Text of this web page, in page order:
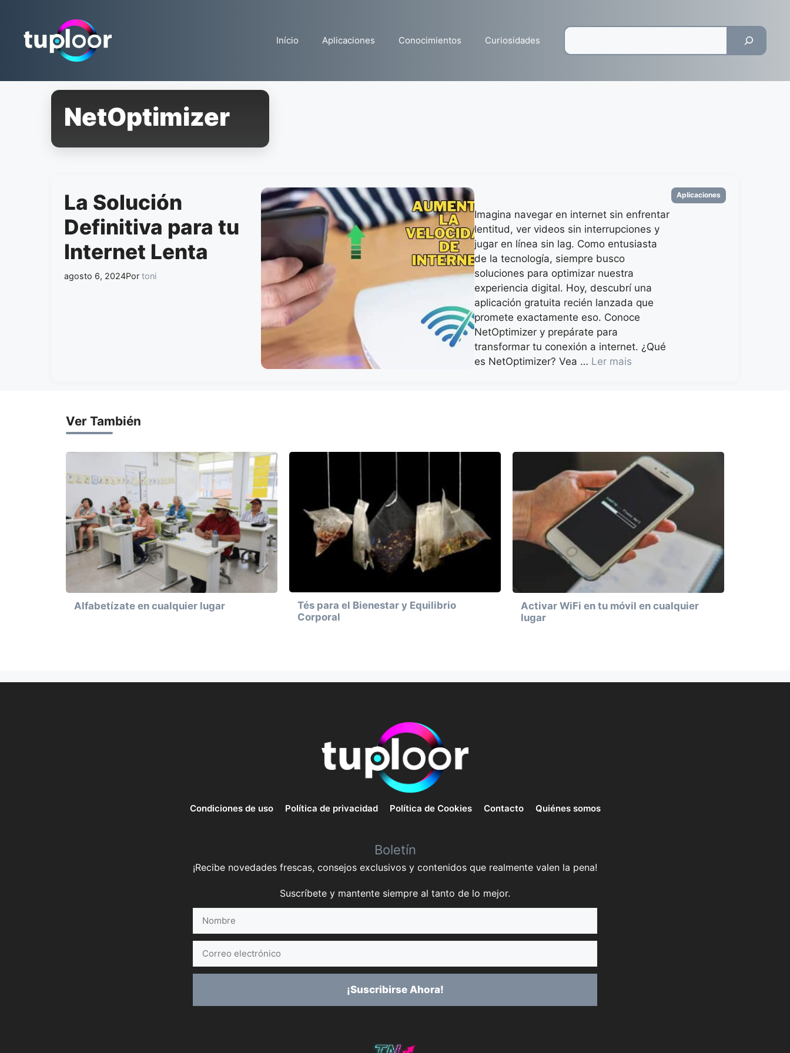
conteúdo
Início Aplicaciones Conocimientos Curiosidades
NetOptimizer
La Solución
Definitiva para tu
Internet Lenta
agosto 6, 2024Por toni
Imagina navegar en internet sin enfrentar
lentitud, ver videos sin interrupciones y
jugar en línea sin lag. Como entusiasta
de la tecnología, siempre busco
soluciones para optimizar nuestra
experiencia digital. Hoy, descubrí una
aplicación gratuita recién lanzada que
promete exactamente eso. Conoce
NetOptimizer y prepárate para
transformar tu conexión a internet. ¿Qué
es NetOptimizer? Vea … Ler mais
Categorias
Aplicaciones
Ver También
Alfabetízate en cualquier lugar
Tés para el Bienestar y Equilibrio
Corporal
Activar WiFi en tu móvil en cualquier
lugar
Condiciones de uso Política de privacidad Política de Cookies Contacto Quiénes somos
Boletín
¡Recibe novedades frescas, consejos exclusivos y contenidos que realmente valen la pena!
Suscríbete y mantente siempre al tanto de lo mejor.
electrónico
¡Suscribirse Ahora!